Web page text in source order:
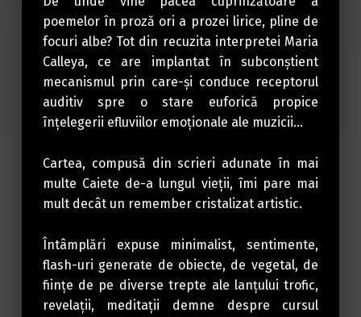
poemelor în proză ori a prozei lirice, pline de
focuri albe? Tot din recuzita interpretei Maria
Calleya, ce are implantat în subconştient
mecanismul prin care-şi conduce receptorul
auditiv spre o stare euforică propice
înţelegerii efluviilor emoţionale ale muzicii…
Cartea, compusă din scrieri adunate în mai
multe Caiete de-a lungul vieţii, îmi pare mai
mult decât un remember cristalizat artistic.
Întâmplări expuse minimalist, sentimente,
flash-uri generate de obiecte, de vegetal, de
fiinţe de pe diverse trepte ale lanţului trofic,
revelaţii, meditaţii demne despre cursul